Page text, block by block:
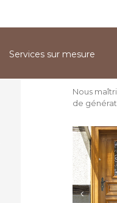
Services sur mesure
Nous
de